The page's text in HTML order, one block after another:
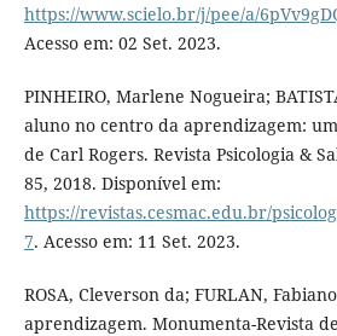
https://www.scielo.br/j/pee/a/
Acesso em: 02 Set. 2023.
PINHEIRO, Marlene Nogueira;
aluno no centro da aprendizagem:
de Carl Rogers. Revista Psicologia &
85, 2018. Disponível em:
https://revistas.cesmac.edu.br/
7. Acesso em: 11 Set. 2023.
ROSA, Cleverson da; FURLAN,
aprendizagem. Monumenta-Revista